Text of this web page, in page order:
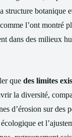
structure botanique
l’ont montré
dans des milieux
que des limites
la diversité,
d’érosion sur des
et